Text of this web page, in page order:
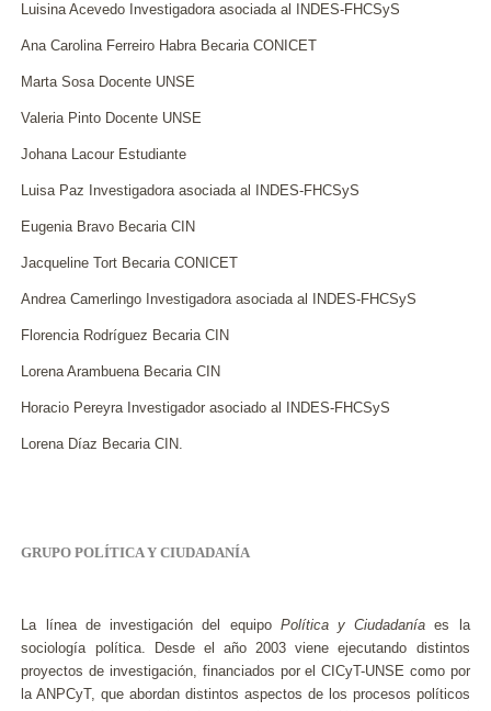
Luisina Acevedo Investigadora asociada al INDES-FHCSyS
Ana Carolina Ferreiro Habra Becaria CONICET
Marta Sosa Docente UNSE
Valeria Pinto Docente UNSE
Johana Lacour Estudiante
Luisa Paz Investigadora asociada al INDES-FHCSyS
Eugenia Bravo Becaria CIN
Jacqueline Tort Becaria CONICET
Andrea Camerlingo Investigadora asociada al INDES-FHCSyS
Florencia Rodríguez Becaria CIN
Lorena Arambuena Becaria CIN
Horacio Pereyra Investigador asociado al INDES-FHCSyS
Lorena Díaz Becaria CIN.
GRUPO POLÍTICA Y CIUDADANÍA
La línea de investigación del equipo Política y Ciudadaníaes la
sociología política. Desde el año 2003 viene ejecutando distintos
proyectos de investigación, financiados por el CICyT-UNSE como por
la ANPCyT, que abordan distintos aspectos de los procesos políticos